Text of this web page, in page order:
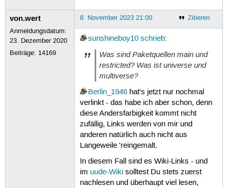
von.wert
Anmeldungsdatum:
23. Dezember 2020
Beiträge: 14169
Zitieren
8. November 2023 21:00
sunshineboy10 schrieb:
Was sind Paketquellen main und
restricted? Was ist universe und
multiverse?
Berlin_1946hat's jetzt nur nochmal
verlinkt - das habe ich aber schon, denn
diese Andersfarbigkeit kommt nicht
zufällig, Links werden von mir und
anderen natürlich auch nicht aus
Langeweile 'reingemalt.
In diesem Fall sind es Wiki-Links - und
im uude-Wikisolltest Du stets zuerst
nachlesen und überhaupt viel lesen,